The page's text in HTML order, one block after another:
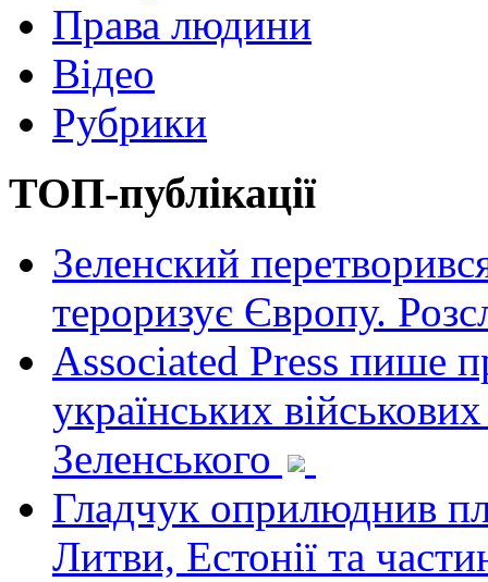
Права людини
Відео
Рубрики
ТОП-публікації
Зеленский
тероризує Європу.
Associated Press пише
українських
Зеленського
Гладчук оприлюднив
Литви, Естонії та